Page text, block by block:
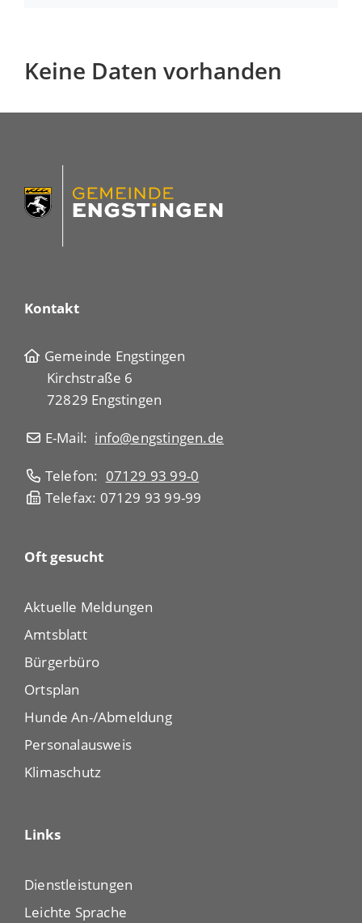
Keine Daten vorhanden
Kontakt
Gemeinde Engstingen
Kirchstraße 6
72829 Engstingen
E-Mail: info@engstingen.de
Telefon: 07129 93 99-0
Telefax: 07129 93 99-99
Oft gesucht
Aktuelle Meldungen
Amtsblatt
Bürgerbüro
Ortsplan
Hunde An-/Abmeldung
Personalausweis
Klimaschutz
Links
Dienstleistungen
Leichte Sprache